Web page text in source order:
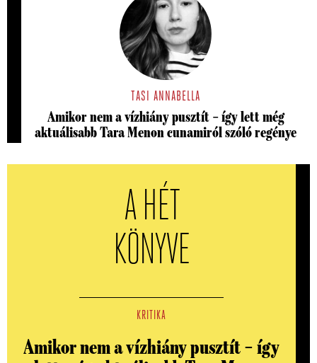
TASI ANNABELLA
Amikor nem a vízhiány pusztít – így lett még
aktuálisabb Tara Menon cunamiról szóló regénye
A HÉT
KÖNYVE
KRITIKA
Amikor nem a vízhiány pusztít – így